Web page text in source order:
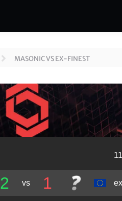
MASONIC VS EX-FINEST
2 vs 1